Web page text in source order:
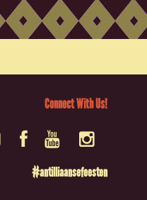
Connect With Us!
#antilliaansefeesten